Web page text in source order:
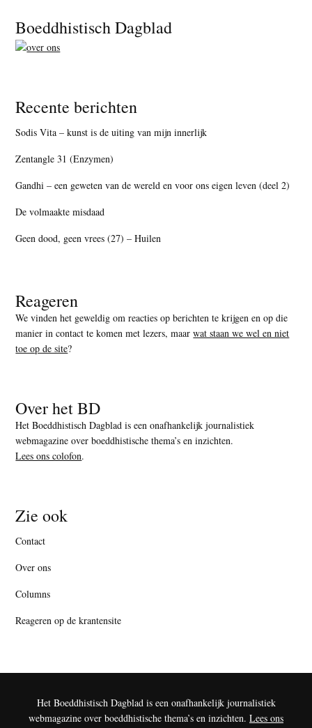
Footer
Boeddhistisch Dagblad
Recente berichten
Sodis Vita – kunst is de uiting van mijn innerlijk
Zentangle 31 (Enzymen)
Gandhi – een geweten van de wereld en voor ons eigen leven (deel 2)
De volmaakte misdaad
Geen dood, geen vrees (27) – Huilen
Reageren
We vinden het geweldig om reacties op berichten te krijgen en op die
manier in contact te komen met lezers, maarwat staan we wel en niet
toe op de site?
Over het BD
Het Boeddhistisch Dagblad is een onafhankelijk journalistiek
webmagazine over boeddhistische thema’s en inzichten.
Lees ons colofon.
Zie ook
Contact
Over ons
Columns
Reageren op de krantensite
Het Boeddhistisch Dagblad is een onafhankelijk journalistiek
webmagazine over boeddhistische thema’s en inzichten. Lees ons